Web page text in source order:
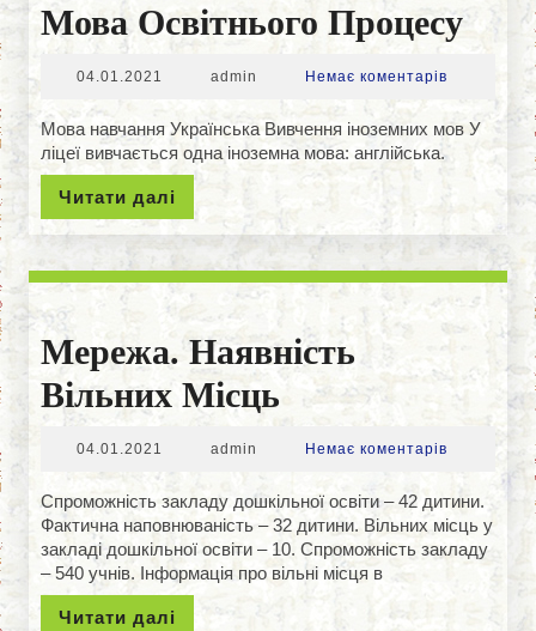
Мова Освітнього Процесу
04.01.2021 04.01.2021
admin Немає коментарів
Мова навчання Українська Вивчення іноземних мов У
ліцеї вивчається одна іноземна мова: англійська.
Читати далі
далі
Мережа. Наявність
Вільних МісцьМережа.
Наявність
Місць
04.01.2021 04.01.2021
admin Немає коментарів
Спроможність закладу дошкільної освіти – 42 дитини.
Фактична наповнюваність – 32 дитини. Вільних місць у
закладі дошкільної освіти – 10. Спроможність закладу
– 540 учнів. Інформація про вільні місця в
Читати далі